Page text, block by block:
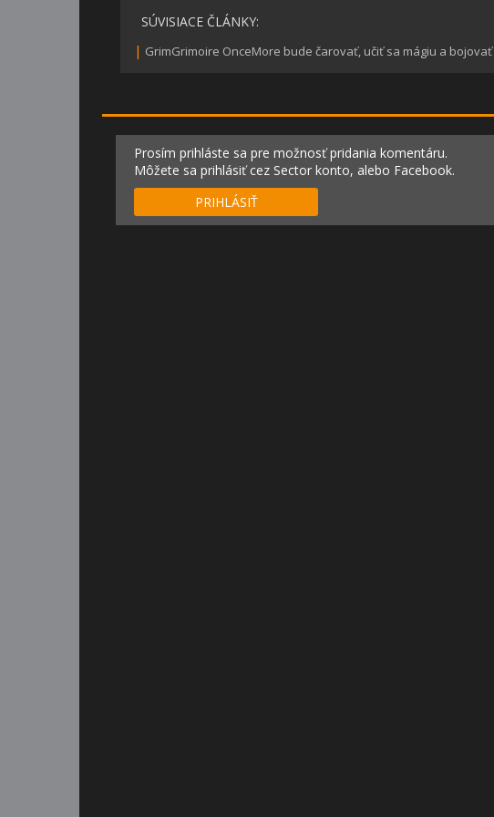
SÚVISIACE ČLÁNKY:
| GrimGrimoire OnceMore bude čarovať, učiť sa mágiu a bojovať
Prosím prihláste sa pre možnosť pridania komentáru.
Môžete sa prihlásiť cez Sector konto, alebo Facebook.
PRIHLÁSIŤ